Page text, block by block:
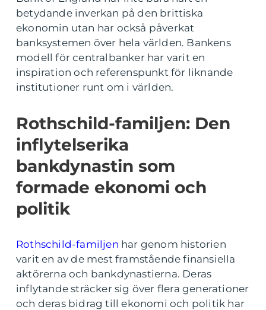
betydande inverkan på den brittiska
ekonomin utan har också påverkat
banksystemen över hela världen. Bankens
modell för centralbanker har varit en
inspiration och referenspunkt för liknande
institutioner runt om i världen.
Rothschild-familjen: Den
inflytelserika
bankdynastin som
formade ekonomi och
politik
Rothschild-familjen har genom historien
varit en av de mest framstående finansiella
aktörerna och bankdynastierna. Deras
inflytande sträcker sig över flera generationer
och deras bidrag till ekonomi och politik har